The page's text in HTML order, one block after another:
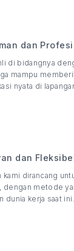
dan
di bidangnya
mampu
nyata di
dan
dirancang
dengan metode
dunia kerja saat ini.